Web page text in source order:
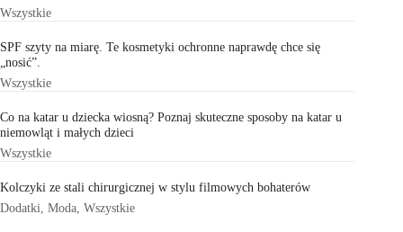
Wszystkie
SPF szyty na miarę. Te kosmetyki ochronne naprawdę chce się
„nosić”.
Wszystkie
Co na katar u dziecka wiosną? Poznaj skuteczne sposoby na katar u
niemowląt i małych dzieci
Wszystkie
Kolczyki ze stali chirurgicznej w stylu filmowych bohaterów
Dodatki Moda Wszystkie